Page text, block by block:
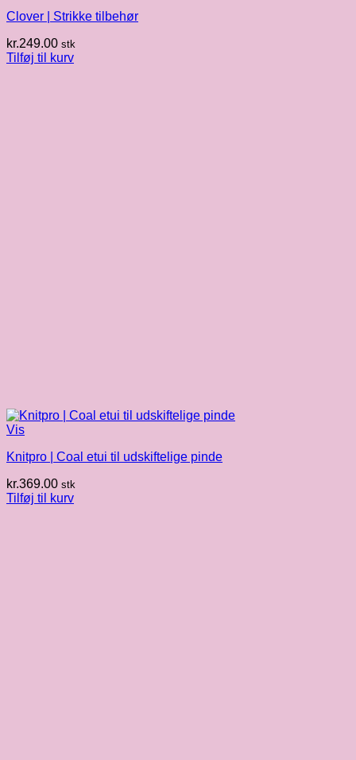
Clover | Strikke tilbehør
kr.249.00 stk
Tilføj til kurv
Vis
Knitpro | Coal etui til udskiftelige pinde
kr.369.00 stk
Tilføj til kurv